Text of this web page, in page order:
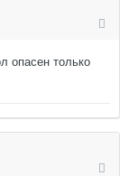
опасен только